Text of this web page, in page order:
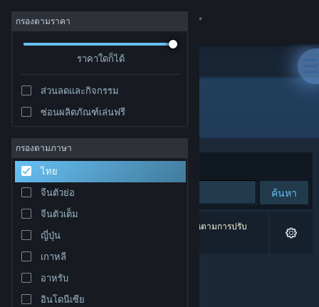
เข้าสู่ระบบ
ชุมชน
เกี่ยวกับ
ฝ่ายสนับสนุน
เปลี่ยนภาษา
รับแอป Steam แบบพกพา
ชมเว็บไซต์สำหรับเดสก์ท็อป
กรองตามราคา
ราคาใดก็ได้
ส่วนลดและกิจกรรม
ซ่อนผลิตภัณฑ์เล่นฟรี
กรองตามภาษา
ไทย
จีนตัวย่อ
จีนตัวเต็ม
ญี่ปุ่น
เกาหลี
อาหรับ
อินโดนีเซีย
ผู้พัฒนา: Glitchr Studio
จัดเรียงตาม
ค้นหา
0 ผลลัพธ์ตรงกับที่คุณค้นหา 4 ผลิตภัณฑ์ได้ถูกละเว้นตามการปรับ
แต่งของคุณ